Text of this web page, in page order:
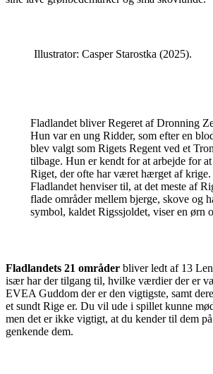
Illustrator: Casper Starostka (2025).
Fladlandet bliver Regeret af Dronning
Hun var en ung Ridder, som efter en
blev valgt som Rigets Regent ved et
tilbage. Hun er kendt for at arbejde for
Riget, der ofte har været hærget af krige.
Fladlandet henviser til, at det meste af
flade områder mellem bjerge, skove og
symbol, kaldet Rigssjoldet, viser en ørn
Fladlandets 21 områder bliver ledt af 13
især har der tilgang til, hvilke værdier der er
EVEA Guddom der er den vigtigste, samt
et sundt Rige er. Du vil ude i spillet kunne
men det er ikke vigtigt, at du kender til dem
genkende dem.